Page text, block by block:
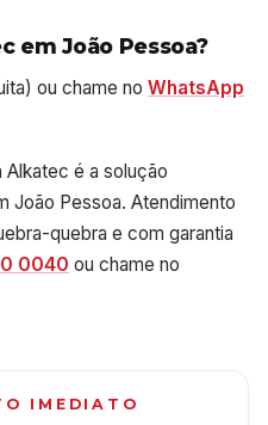
em João Pessoa?
ou chame no WhatsApp
Alkatec é a solução
João Pessoa. Atendimento
quebra e com garantia
0040 ou chame no
IMEDIATO